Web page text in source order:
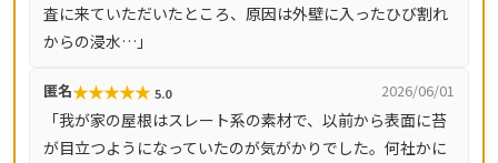
査に来ていただいたところ、原因は外壁に入ったひび割れ
からの浸水…」
匿名★★★★★ 5.0 2026/06/01
「我が家の屋根はスレート系の素材で、以前から表面に苔
が目立つようになっていたのが気がかりでした。何社かに